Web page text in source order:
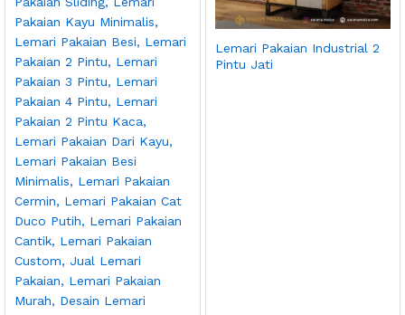
Lemari Pakaian Industrial 2
Pintu Jati